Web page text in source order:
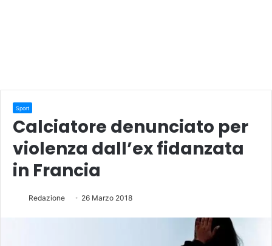
Sport
Calciatore denunciato per
violenza dall’ex fidanzata
in Francia
Redazione 26 Marzo 2018